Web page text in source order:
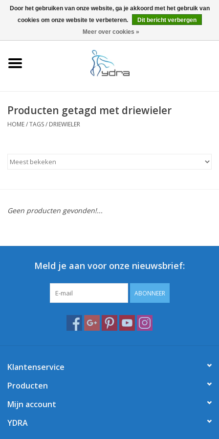
0 Artikelen - €0,00
Accessoires
Producten getagd met driewieler
HOME/TAGS/ DRIEWIELER
Geen producten gevonden!...
Meld je aan voor onze nieuwsbrief:
ABONNEER
Klantenservice
Producten
Mijn account
YDRA
Door het gebruiken van onze website, ga je akkoord met het gebruik van
cookies om onze website te verbeteren.
Dit bericht verbergen
Meer over cookies »